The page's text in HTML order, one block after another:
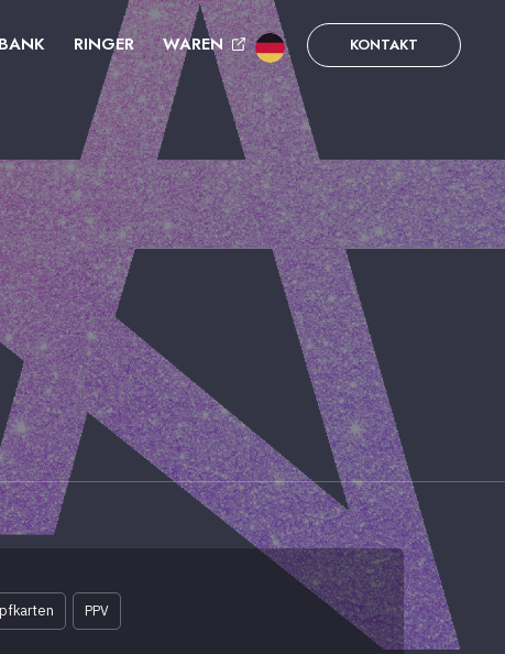
RINGER WAREN KONTAKT
PPV